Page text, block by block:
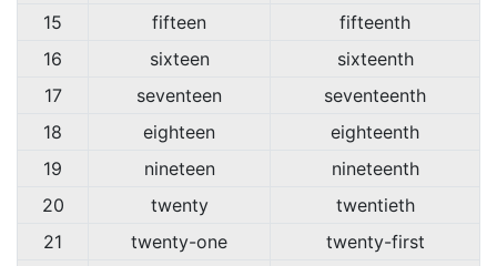
15
fifteen
fifteenth
16
sixteen
sixteenth
17
seventeen
seventeenth
18
eighteen
eighteenth
19
nineteen
nineteenth
20
twenty
twentieth
21
twenty-one
twenty-first